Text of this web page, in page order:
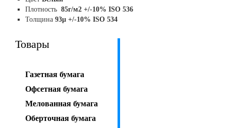
Плотность 85г/м2 +/-10% ISO 536
Толщина 93µ +/-10% ISO 534
Товары
Газетная бумага
Офсетная бумага
Мелованная бумага
Оберточная бумага